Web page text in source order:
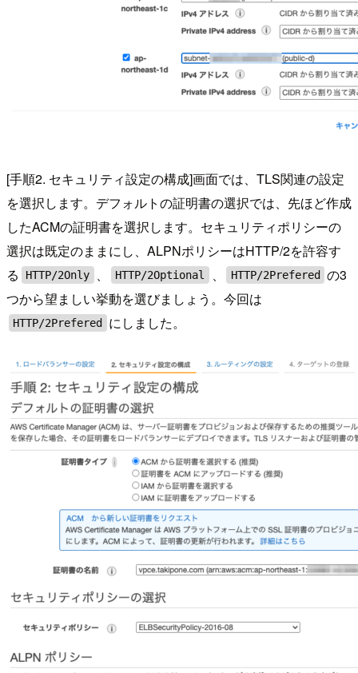
[手順2. セキュリティ設定の構成]画面では、TLS関連の設定
を選択します。デフォルトの証明書の選択では、先ほど作成
したACMの証明書を選択します。セキュリティポリシーの
選択は既定のままにし、ALPNポリシーはHTTP/2を許容す
る
HTTP/2Only 、 HTTP/2Optional 、 HTTP/2Prefered
の3
つから望ましい挙動を選びましょう。今回は
HTTP/2Prefered にしました。